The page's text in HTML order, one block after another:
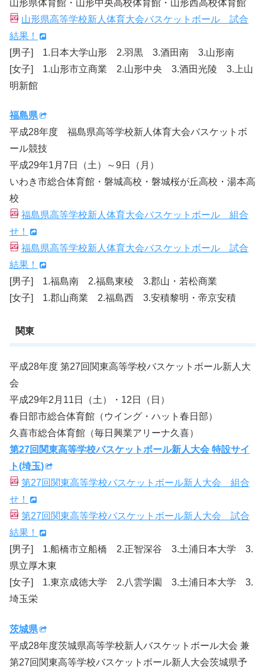
山形県体育館・山形中央高校体育館・山形西高校体育館
山形県高等学校新人体育大会バスケットボール 試合
結果！
[男子] 1.日本大学山形 2.羽黒 3.酒田南 3.山形南
[女子] 1.山形市立商業 2.山形中央 3.酒田光陵 3.上山
明新館
福島県
平成28年度 福島県高等学校新人体育大会バスケットボ
ール競技
平成29年1月7日（土）～9日（月）
いわき市総合体育館・磐城高校・磐城桜が丘高校・湯本高
校
福島県高等学校新人体育大会バスケットボール 組合
せ！
福島県高等学校新人体育大会バスケットボール 試合
結果！
[男子] 1.福島南 2.福島東稜 3.郡山・若松商業
[女子] 1.郡山商業 2.福島西 3.安積黎明・帝京安積
関東
平成28年度 第27回関東高等学校バスケットボール新人大
会
平成29年2月11日（土）・12日（日）
春日部市総合体育館（ウイング・ハット春日部）
久喜市総合体育館（毎日興業アリーナ久喜）
第27回関東高等学校バスケットボール新人大会 特設サイ
ト(埼玉)
第27回関東高等学校バスケットボール新人大会 組合
せ！
第27回関東高等学校バスケットボール新人大会 試合
結果！
[男子] 1.船橋市立船橋 2.正智深谷 3.土浦日本大学 3.
県立厚木東
[女子] 1.東京成徳大学 2.八雲学園 3.土浦日本大学 3.
埼玉栄
茨城県
平成28年度茨城県高等学校新人バスケットボール大会 兼
第27回関東高等学校バスケットボール新人大会茨城県予